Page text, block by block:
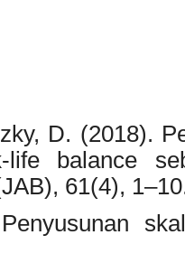
D. (2018).
life balance
61(4),